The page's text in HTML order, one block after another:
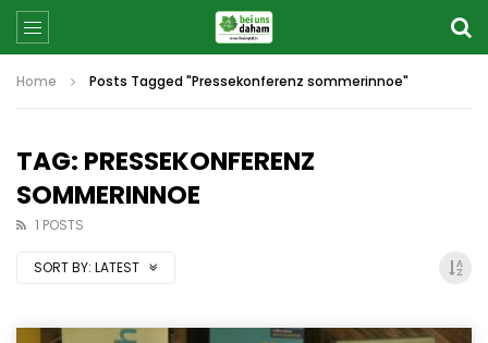
Home Posts Tagged "Pressekonferenz sommerinnoe"
TAG: PRESSEKONFERENZ
SOMMERINNOE
1 POSTS
SORT BY: LATEST